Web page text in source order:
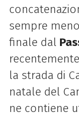
sempre
finale dal
la strada di
natale del
ne contiene